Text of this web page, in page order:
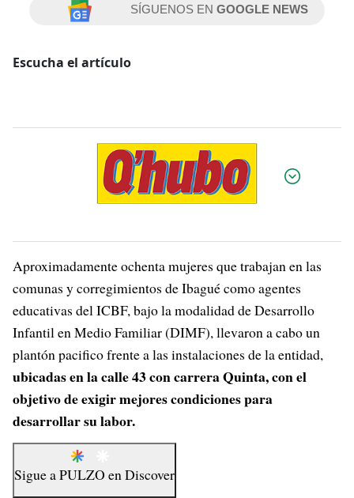
SÍGUENOS ENGOOGLE NEWS
Escucha el artículo
Por:
Aproximadamente ochenta mujeres que trabajan en las
comunas y corregimientos de Ibagué como agentes
educativas del ICBF, bajo la modalidad de Desarrollo
Infantil en Medio Familiar (DIMF), llevaron a cabo un
plantón pacifico frente a las instalaciones de la entidad,
ubicadas en la calle 43 con carrera Quinta, con el
objetivo de exigir mejores condiciones para
desarrollar su labor.
Sigue aPULZO enDiscover